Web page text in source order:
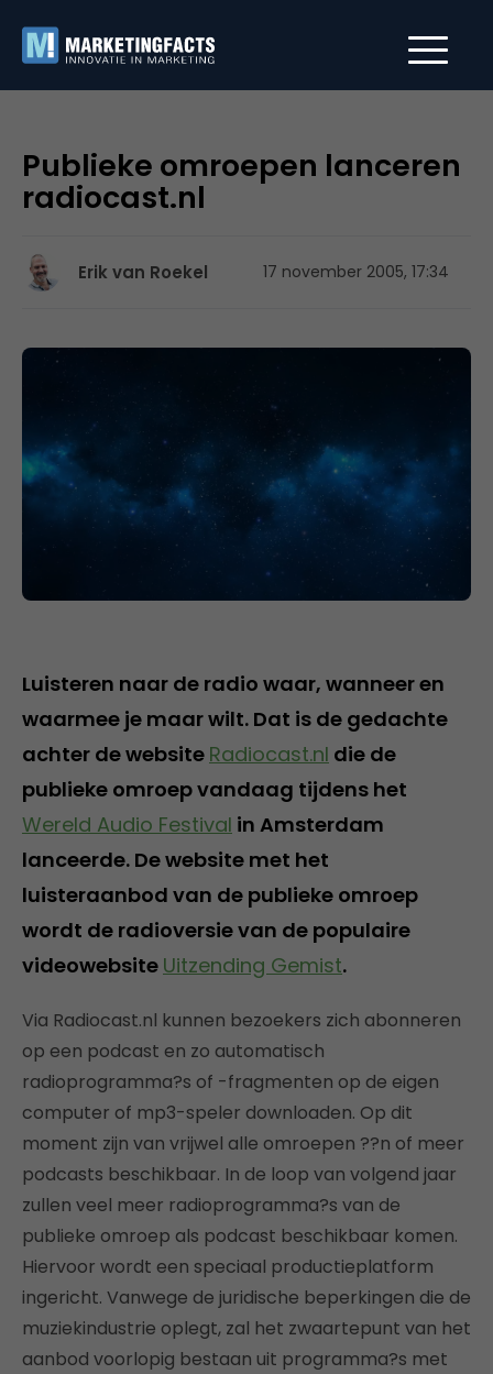
Publieke omroepen lanceren
radiocast.nl
Erik van Roekel 17 november 2005, 17:34
Luisteren naar de radio waar, wanneer en
waarmee je maar wilt. Dat is de gedachte
achter de website Radiocast.nl die de
publieke omroep vandaag tijdens het
Wereld Audio Festival in Amsterdam
lanceerde. De website met het
luisteraanbod van de publieke omroep
wordt de radioversie van de populaire
videowebsite Uitzending Gemist.
Via Radiocast.nl kunnen bezoekers zich abonneren
op een podcast en zo automatisch
radioprogramma?s of -fragmenten op de eigen
computer of mp3-speler downloaden. Op dit
moment zijn van vrijwel alle omroepen ??n of meer
podcasts beschikbaar. In de loop van volgend jaar
zullen veel meer radioprogramma?s van de
publieke omroep als podcast beschikbaar komen.
Hiervoor wordt een speciaal productieplatform
ingericht. Vanwege de juridische beperkingen die de
muziekindustrie oplegt, zal het zwaartepunt van het
aanbod voorlopig bestaan uit programma?s met